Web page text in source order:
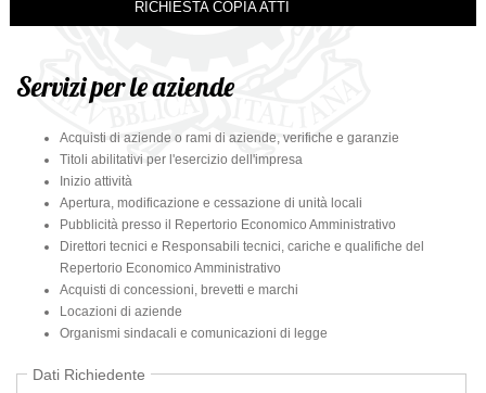
RICHIESTA COPIA ATTI
Servizi per le aziende
Acquisti di aziende o rami di aziende, verifiche e garanzie
Titoli abilitativi per l'esercizio dell'impresa
Inizio attività
Apertura, modificazione e cessazione di unità locali
Pubblicità presso il Repertorio Economico Amministrativo
Direttori tecnici e Responsabili tecnici, cariche e qualifiche del
Repertorio Economico Amministrativo
Acquisti di concessioni, brevetti e marchi
Locazioni di aziende
Organismi sindacali e comunicazioni di legge
Dati Richiedente